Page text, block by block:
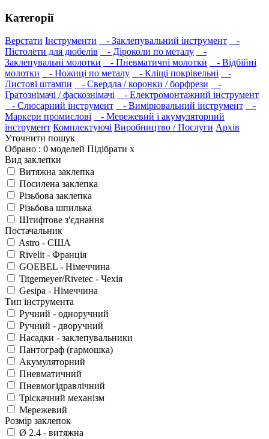
Категорії
Верстати Інструменти - Заклепувальний інструмент
-
Пістолети для дюбелів
- Діроколи по металу
-
Заклепувальні молотки
- Пневматичні молотки
- Відбійні
молотки
- Ножиці по металу - Кліщі покрівельні
-
Листові штампи
- Свердла / коронки / борфрези
-
Гратознімачі / фаскознімачі
- Електромонтажний інструмент
- Слюсарний інструмент
- Вимірювальний інструмент
-
Маркери промислові
- Мережевий і акумуляторний
інструмент Комплектуючі Виробництво / Послуги Архів
Уточнити пошук
Обрано : 0 моделей Підібрати x
Вид заклепки
Витяжна заклепка
Посилена заклепка
Різьбова заклепка
Різьбова шпилька
Штифтове з'єднання
Постачальник
Astro - США
Rivelit - Франція
GOEBEL - Німеччина
Titgemeyer/Rivetec - Чехія
Gesipa - Німеччина
Тип інструмента
Ручний - одноручний
Ручний - дворучний
Насадки - заклепувальники
Пантограф (гармошка)
Акумуляторний
Пневматичний
Пневмогідравлічний
Тріскачний механізм
Мережевий
Розмір заклепок
Ø 2.4 - витяжна